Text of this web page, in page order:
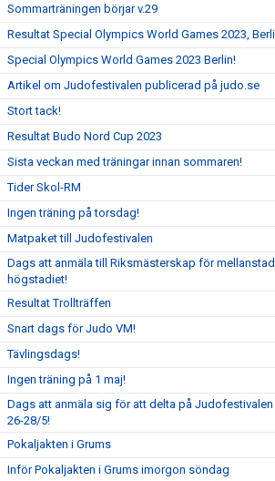
Sommarträningen börjar v.29
Resultat Special Olympics World Games 2023,
Special Olympics World Games 2023 Berlin!
Artikel om Judofestivalen publicerad på judo.se
Stort tack!
Resultat Budo Nord Cup 2023
Sista veckan med träningar innan sommaren!
Tider Skol-RM
Ingen träning på torsdag!
Matpaket till Judofestivalen
Dags att anmäla till Riksmästerskap för
högstadiet!
Resultat Trollträffen
Snart dags för Judo VM!
Tävlingsdags!
Ingen träning på 1 maj!
Dags att anmäla sig för att delta på Judofestivalen
26-28/5!
Pokaljakten i Grums
Inför Pokaljakten i Grums imorgon söndag